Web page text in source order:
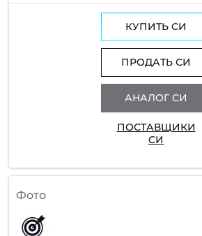
КУПИТЬ СИ
ПРОДАТЬ СИ
АНАЛОГ СИ
ПОСТАВЩИКИ
СИ
Фото